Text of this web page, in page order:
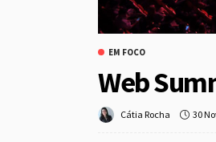
EM FOCO
Web
Cátia Rocha 30